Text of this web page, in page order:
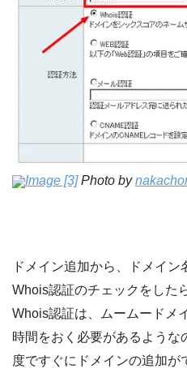
Image [3]Photo by
ドメイン追加から、ドメイン
Whois認証のチェックをした
Whois認証は、ムームードメ
時間をおく必要があるような
度ですぐにドメインの追加が